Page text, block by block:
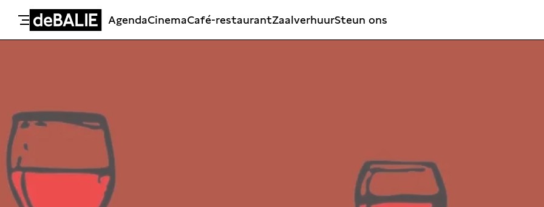
De Balie
AgendaCinemaCafé-restaurantZaalverhuurSteun ons